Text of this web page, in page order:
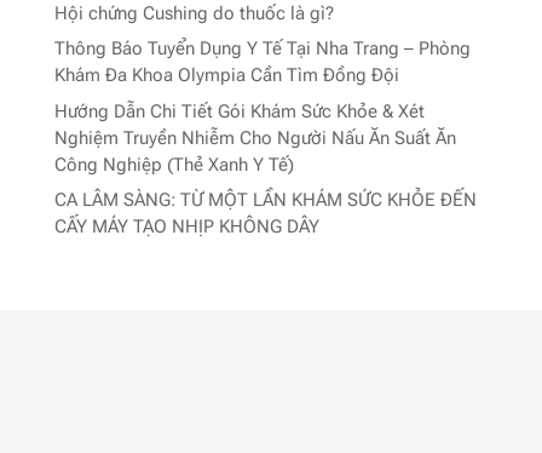
Hội chứng Cushing do thuốc là gì?
Thông Báo Tuyển Dụng Y Tế Tại Nha Trang – Phòng
Khám Đa Khoa Olympia Cần Tìm Đồng Đội
Hướng Dẫn Chi Tiết Gói Khám Sức Khỏe & Xét
Nghiệm Truyền Nhiễm Cho Người Nấu Ăn Suất Ăn
Công Nghiệp (Thẻ Xanh Y Tế)
CA LÂM SÀNG: TỪ MỘT LẦN KHÁM SỨC KHỎE ĐẾN
CẤY MÁY TẠO NHỊP KHÔNG DÂY